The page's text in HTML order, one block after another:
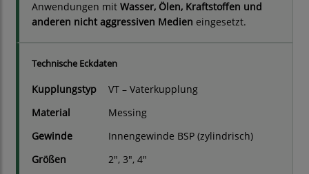
Anwendungen mit Wasser, Ölen, Kraftstoffen und
anderen nicht aggressiven Medien eingesetzt.
Technische Eckdaten
Kupplungstyp
VT – Vaterkupplung
Material
Messing
Gewinde
Innengewinde BSP (zylindrisch)
Größen
2", 3", 4"